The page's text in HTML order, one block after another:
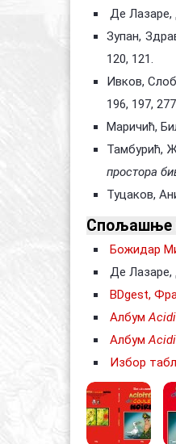
Де Лазаре,
Зупан,
120, 121.
Ивков,
196, 197,
Маричић,
Тамбурић,
простора
Туцаков,
Спољашње
Божидар
Де Лазаре,
BDgest,
Албум
Албум
Избор